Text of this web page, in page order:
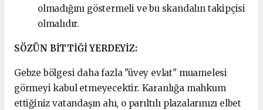
olmadığını göstermeli ve bu skandalın takipçisi
olmalıdır.
SÖZÜN BİTTİĞİ YERDEYİZ:
Gebze bölgesi daha fazla "üvey evlat" muamelesi
görmeyi kabul etmeyecektir. Karanlığa mahkum
ettiğiniz vatandaşın ahı, o parıltılı plazalarınızı elbet